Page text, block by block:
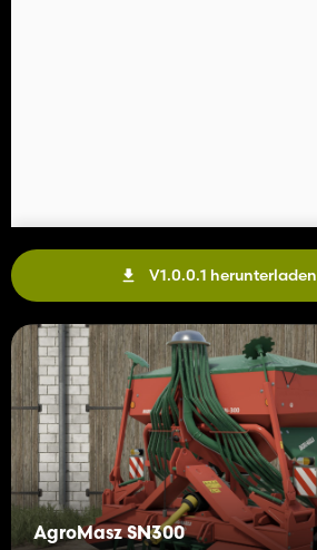
V1.0.0.1 herunterladen
AgroMasz SN300